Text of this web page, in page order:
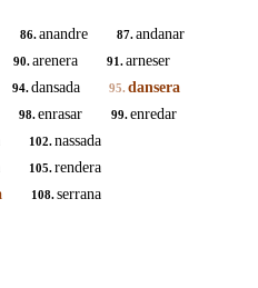
86.anandre 87.andanar
90.arenera 91.arneser
94.dansada 95. dansera
98.enrasar 99.enredar
102.nassada
105.rendera
108.serrana